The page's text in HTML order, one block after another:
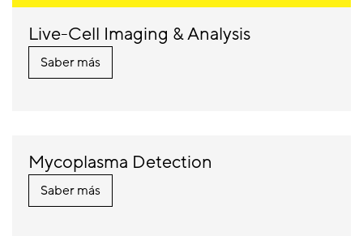
Live-Cell Imaging & Analysis
Saber más
Mycoplasma Detection
Saber más